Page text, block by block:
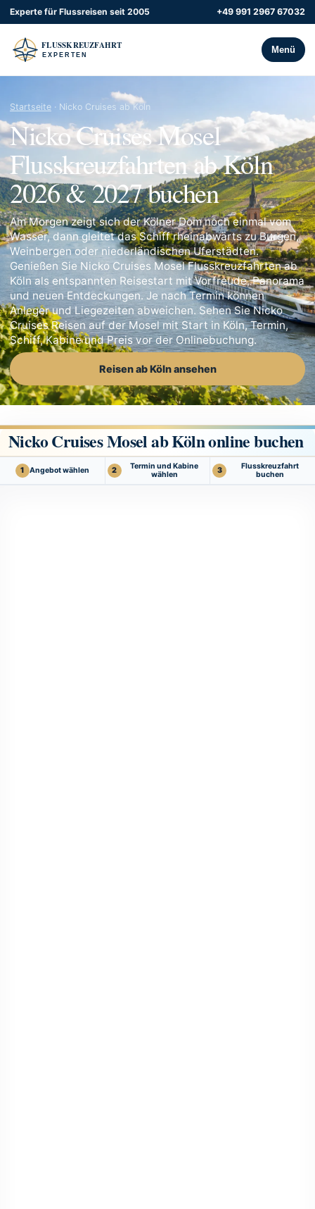
Experte für Flussreisen seit 2005 +49 991 2967 67032
Menü
Startseite · Nicko Cruises ab Köln
Nicko Cruises Mosel
Flusskreuzfahrten ab Köln
2026 & 2027 buchen
Am Morgen zeigt sich der Kölner Dom noch einmal vom
Wasser, dann gleitet das Schiff rheinabwärts zu Burgen,
Weinbergen oder niederländischen Uferstädten.
Genießen Sie Nicko Cruises Mosel Flusskreuzfahrten ab
Köln als entspannten Reisestart mit Vorfreude, Panorama
und neuen Entdeckungen. Je nach Termin können
Anleger und Liegezeiten abweichen. Sehen Sie Nicko
Cruises Reisen auf der Mosel mit Start in Köln, Termin,
Schiff, Kabine und Preis vor der Onlinebuchung.
Reisen ab Köln ansehen
Nicko Cruises Mosel ab Köln online buchen
1 Angebot wählen 2
Termin und Kabine
wählen
3
Flusskreuzfahrt
buchen